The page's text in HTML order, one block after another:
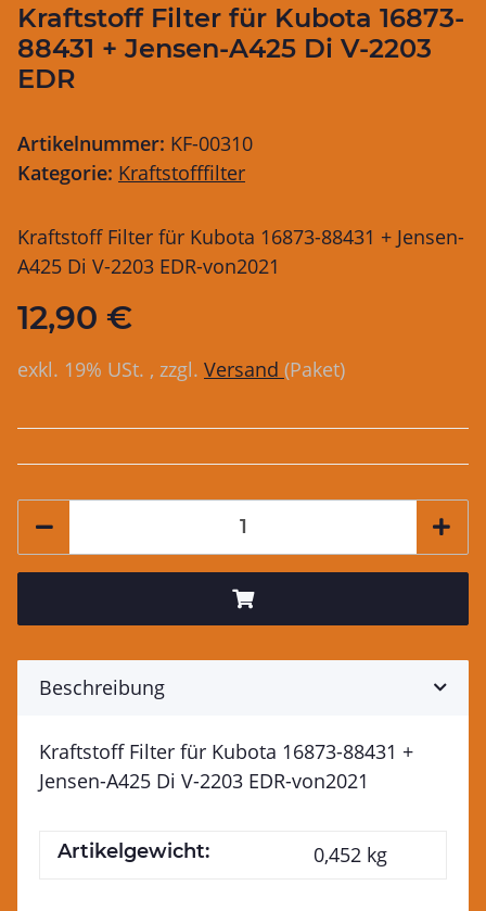
Kraftstoff Filter für Kubota 16873-
88431 + Jensen-A425 Di V-2203
EDR
Artikelnummer: KF-00310
Kategorie: Kraftstofffilter
Kraftstoff Filter für Kubota 16873-88431 + Jensen-
A425 Di V-2203 EDR-von2021
12,90 €
exkl. 19% USt. , zzgl. Versand (Paket)
Beschreibung
Kraftstoff Filter für Kubota 16873-88431 +
Jensen-A425 Di V-2203 EDR-von2021
Artikelgewicht: 0,452 kg